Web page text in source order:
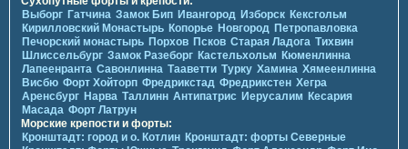
Выборг Гатчина Замок Бип Ивангород Изборск Кексгольм
Кирилловский Монастырь Копорье Новгород Петропавловка
Печорcкий монастырь Порхов Псков Старая Ладога Тихвин
Шлиссельбург Замок Разеборг Кастельхольм Кюменлинна
Лапеенранта Савонлинна Тааветти Турку Хамина Хямеенлинна
Висбю Форт Хойторп Фредрикстад Фредрикстен Хегра
Аренсбург Нарва Таллинн Антипатрис Иерусалим Кесария
Масада Форт Латрун
Морские крепости и форты:
Кронштадт: город и о. Котлин Кронштадт: форты Северные